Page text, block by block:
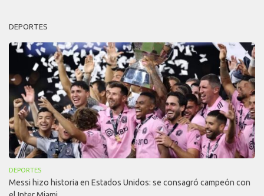
DEPORTES
DEPORTES
Messi hizo historia en Estados Unidos: se consagró campeón con